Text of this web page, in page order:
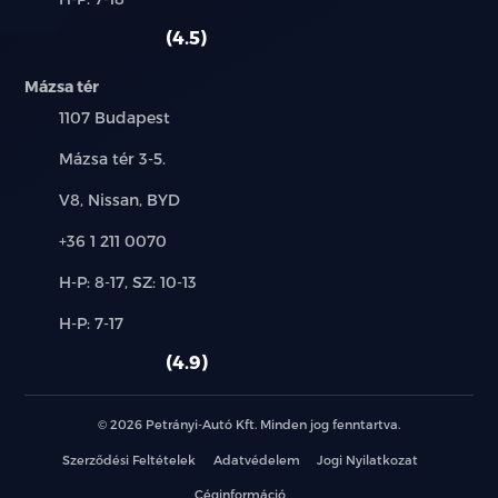
LED lámpa: nappali menetfény – ködfényszóró –
elakadásjelző - hátsó ködlámpa – kettős
tolatólámpa
Hazakísérő fény
Automata fényszóró
Automata távolsági / tompított fényszóró
Fényezett ajtókilincs
4.5
Mázsa tér
Település:
1107 Budapest
Cím:
Mázsa tér 3-5.
Márkák:
V8, Nissan, BYD
Telefon:
+36 1 211 0070
Új-
használt
H-P: 8-17, SZ: 10-13
Alkatrész,
H-P: 7-17
4.9
© 2026 Petrányi-Autó Kft. Minden jog fenntartva.
Szerződési Feltételek Adatvédelem Jogi Nyilatkozat
Céginformáció